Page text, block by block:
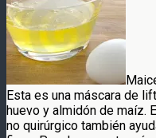
Esta es una máscara de
huevo y almidón de maíz.
no quirúrgico también